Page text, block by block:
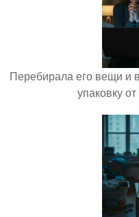
Перебирала его вещи и
упаковку